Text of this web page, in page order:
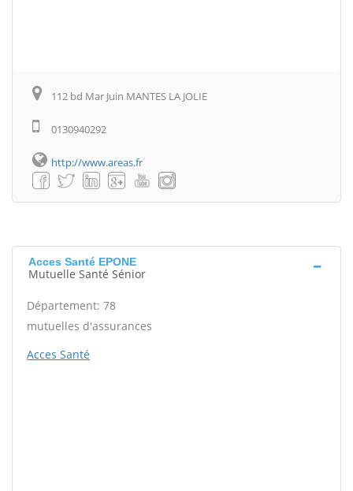
112 bd Mar Juin MANTES LA JOLIE
0130940292
http://www.areas.fr
Acces Santé EPONE
Mutuelle Santé Sénior
Département: 78
mutuelles d'assurances
Acces Santé